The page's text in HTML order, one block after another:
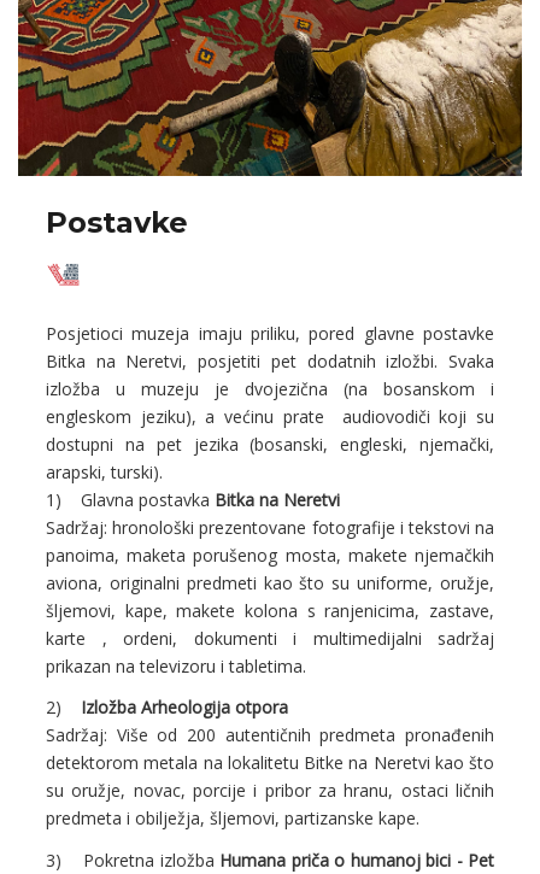
Postavke
Posjetioci muzeja imaju priliku, pored glavne postavke
Bitka na Neretvi, posjetiti pet dodatnih izložbi. Svaka
izložba u muzeju je dvojezična (na bosanskom i
engleskom jeziku), a većinu prate audiovodiči koji su
dostupni na pet jezika (bosanski, engleski, njemački,
arapski, turski).
1) Glavna postavka Bitka na Neretvi
Sadržaj: hronološki prezentovane fotografije i tekstovi na
panoima, maketa porušenog mosta, makete njemačkih
aviona, originalni predmeti kao što su uniforme, oružje,
šljemovi, kape, makete kolona s ranjenicima, zastave,
karte , ordeni, dokumenti i multimedijalni sadržaj
prikazan na televizoru i tabletima.
2)
Izložba Arheologija otpora
Sadržaj: Više od 200 autentičnih predmeta pronađenih
detektorom metala na lokalitetu Bitke na Neretvi kao što
su oružje, novac, porcije i pribor za hranu, ostaci ličnih
predmeta i obilježja, šljemovi, partizanske kape.
3) Pokretna izložba Humana priča o humanoj bici - Pet